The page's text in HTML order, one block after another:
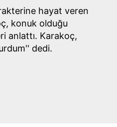
hayat veren
konuk olduğu
anlattı. Karakoç,
dedi.